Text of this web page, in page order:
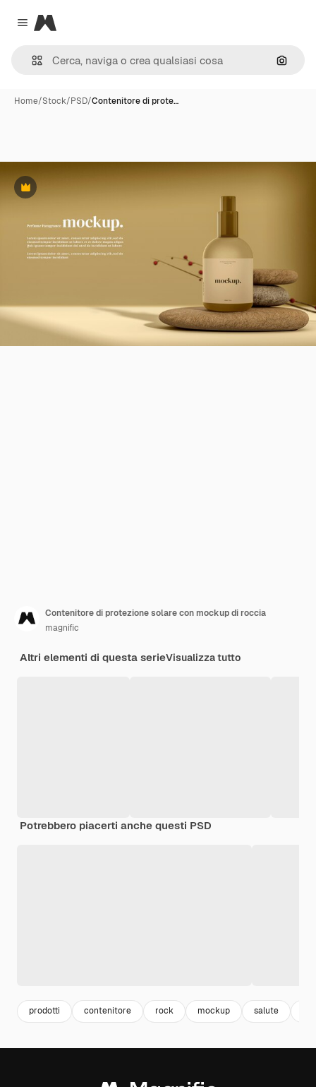
Close menu
Magnific
Cerca
Home/Stock/PSD/Contenitore di prote…
Premium
Contenitore di protezione solare con mockup di roccia
magnific
Altri elementi di questa serieVisualizza tutto
Potrebbero piacerti anche questi PSD
prodotti contenitore rock mockup salute